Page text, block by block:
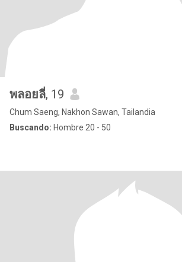
พลอยลี่, 19
Chum Saeng, Nakhon Sawan, Tailandia
Buscando: Hombre 20 - 50